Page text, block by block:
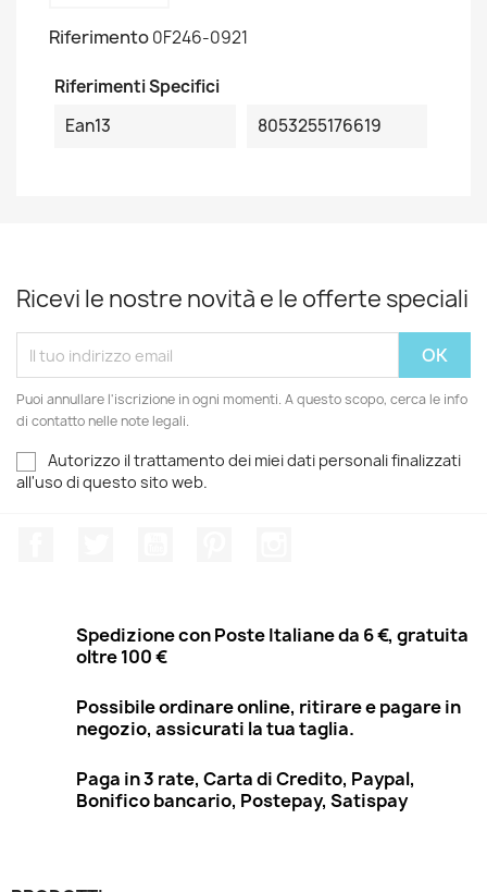
Riferimento0F246-0921
Riferimenti Specifici
Ean13
8053255176619
Ricevi le nostre novità e le offerte speciali
Puoi annullare l'iscrizione in ogni momenti. A questo scopo, cerca le info
di contatto nelle note legali.
Autorizzo il trattamento dei miei dati personali finalizzati
all'uso di questo sito web.
Spedizione con Poste Italiane da 6 €, gratuita
oltre 100 €
Possibile ordinare online, ritirare e pagare in
negozio, assicurati la tua taglia.
Paga in 3 rate, Carta di Credito, Paypal,
Bonifico bancario, Postepay, Satispay